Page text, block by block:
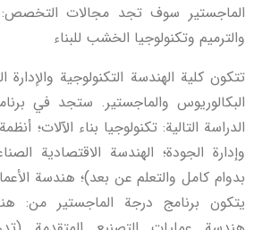
الماجستير سوف تجد مجالات التخصص:
والترميم وتكنولوجيا الخشب للبناء
تتكون كلية الهندسة التكنولوجية
البكالوريوس والماجستير. ستجد في
الدراسة التالية: تكنولوجيا بناء الآلات؛
وإدارة الجودة؛ الهندسة الاقتصادية
بدوام كامل والتعلم عن بعد)؛ هندسة
يتكون برنامج درجة الماجستير من: